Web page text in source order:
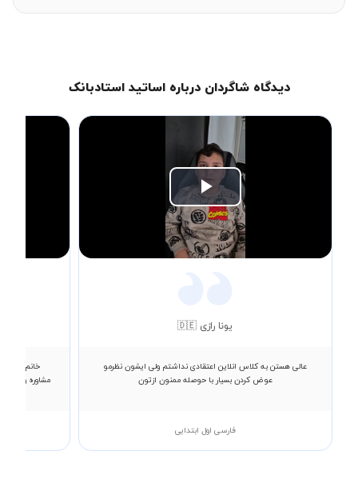
دیدگاه شاگردان درباره اساتید استادبانک
Play
Video
یونا رازی 🇩🇪
عالی هستن به کلاس انلاین اعتقادی نداشتم ولی ایشون نظرمو
عوض کردن بسیار با حوصله ممنون ازتون
فارسی اول ابتدایی
خانم
مشاوره و